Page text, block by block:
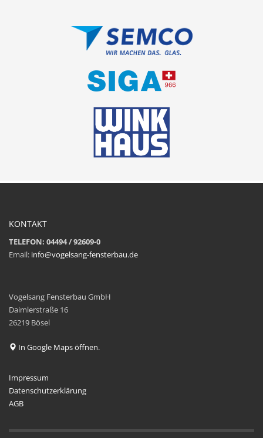
KONTAKT
TELEFON: 04494 / 92609-0
Email: info@vogelsang-fensterbau.de
Vogelsang Fensterbau GmbH
Daimlerstraße 16
26219 Bösel
In Google Maps öffnen.
Impressum
Datenschutzerklärung
AGB